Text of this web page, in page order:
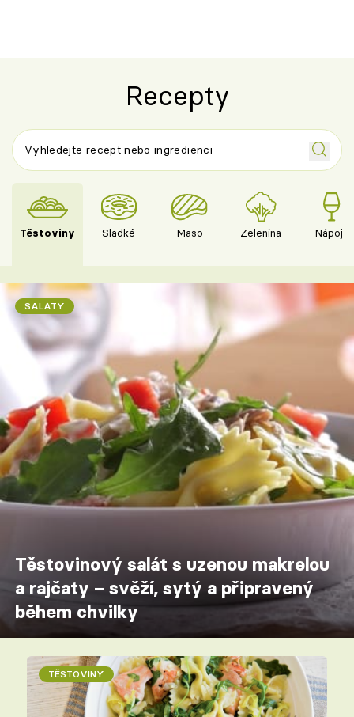
Recepty
Těstoviny Sladké Maso Zelenina Nápoje
SALÁTY
Těstovinový salát s uzenou makrelou
a rajčaty – svěží, sytý a připravený
během chvilky
TĚSTOVINY